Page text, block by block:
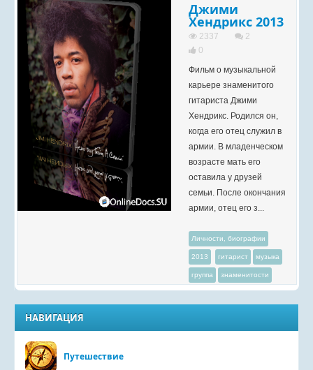
Джими
Хендрикс 2013
2337
2
0
Фильм о музыкальной
карьере знаменитого
гитариста Джими
Хендрикс. Родился он,
когда его отец служил в
армии. В младенческом
возрасте мать его
оставила у друзей
семьи. После окончания
армии, отец его з...
Личности, биографии
2013 гитарист музыка
группа знаменитости
НАВИГАЦИЯ
Путешествие